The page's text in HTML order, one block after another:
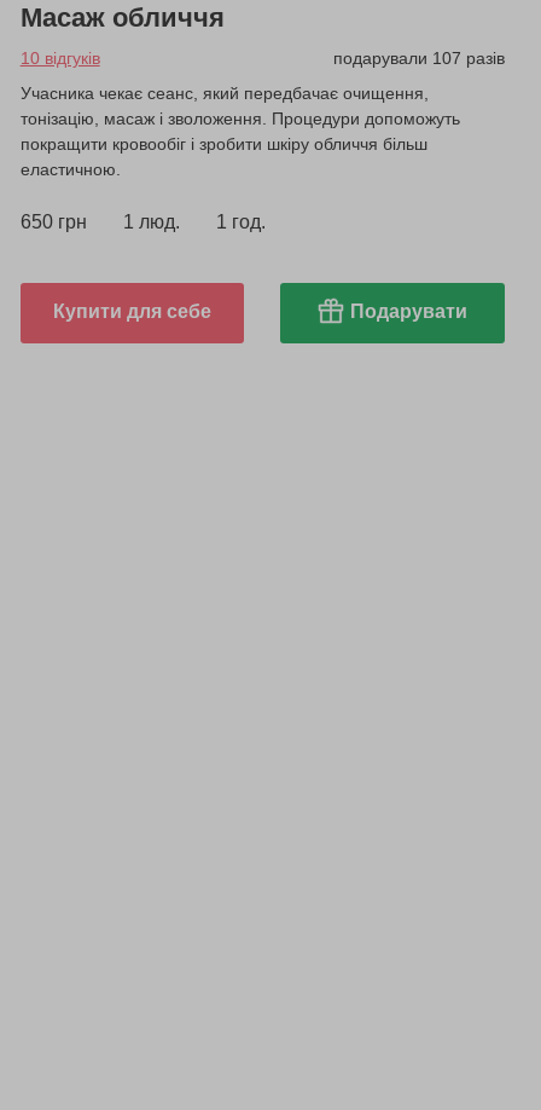
Масаж обличчя
10 відгуків
подарували 107 разів
Учасника чекає сеанс, який передбачає очищення,
тонізацію, масаж і зволоження. Процедури допоможуть
покращити кровообіг і зробити шкіру обличчя більш
еластичною.
650 грн 1 люд. 1 год.
Купити для себе Подарувати